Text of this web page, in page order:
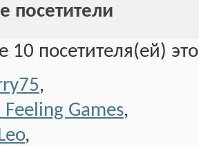
посетители
10 посетителя(ей)
,
Games,
,